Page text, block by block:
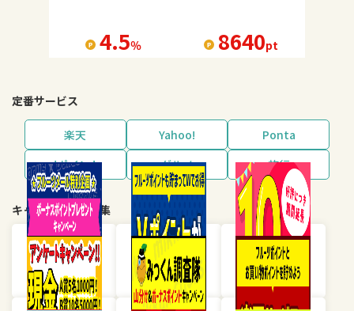
4.5％ 8640pt
定番サービス
楽天 Yahoo!
Ponta
dポイント
グルメ 旅行
キャンペーン・特集